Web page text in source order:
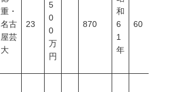
重・
名古
屋芸
大
23
5
0
0
万
円
870
和
6
1
年
60